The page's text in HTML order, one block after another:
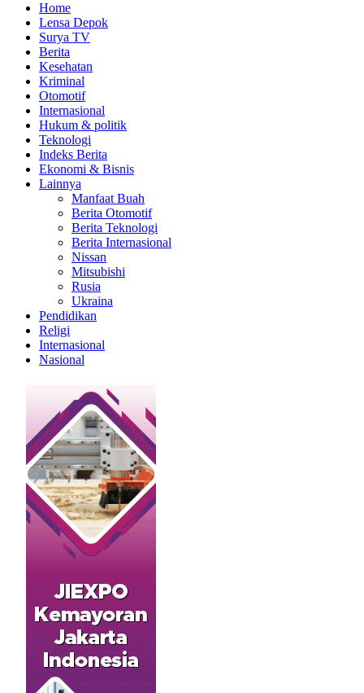
Home
Lensa Depok
Surya TV
Berita
Kesehatan
Kriminal
Otomotif
Internasional
Hukum & politik
Teknologi
Indeks Berita
Ekonomi & Bisnis
Lainnya
Manfaat Buah
Berita Otomotif
Berita Teknologi
Berita Internasional
Nissan
Mitsubishi
Rusia
Ukraina
Pendidikan
Religi
Internasional
Nasional